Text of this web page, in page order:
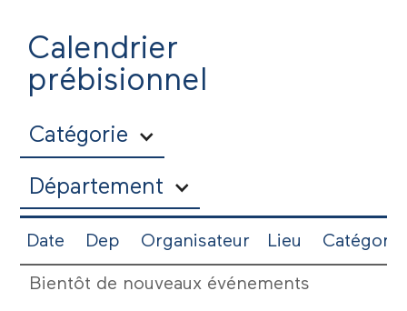
Calendrier
prébisionnel
Département
Catégorie
Date Dep Organisateur Lieu Catégorie
Bientôt de nouveaux événements